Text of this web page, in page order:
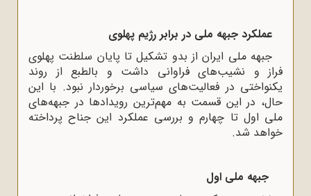
عملکرد جبهه ملی در برابر رژیم پهلوی
جبهه ملی ایران از بدو تشکیل تا پایان سلطنت پهلوی
فراز و نشیب‌های فراوانی داشت و بالطبع از روند
یکنواختی در فعالیت‌های سیاسی برخوردار نبود. با این
حال، در این قسمت به مهم‌ترین رویدادها در جبهه‌های
ملی اول تا چهارم و بررسی عملکرد این جناح پرداخته
خواهد شد.
جبهه ملی اول